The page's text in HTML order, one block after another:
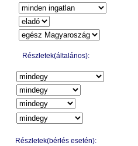
Részletek(általános):
Részletek(bérlés esetén):